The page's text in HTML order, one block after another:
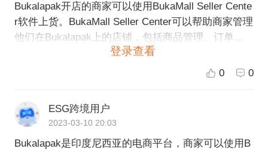
Bukalapak开店的商家可以使用BukaMall Seller Cente
r软件上货。BukaMall Seller Center可以帮助商家管理
他们在Bukalapak上的店铺，包括商品管理、订单管
理、库存管理等等。商家可以使用BukaMall Seller Ce
nter进行单个或批量上架商品，并且可以随时编辑和
况。
登录查看
0 0
ESG跨境用户
2023-03-10 20:03
Bukalapak是印度尼西亚的电商平台，商家可以使用B